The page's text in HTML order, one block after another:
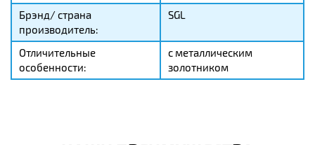
Брэнд/ страна
производитель:
SGL
Отличительные
особенности:
с металлическим
золотником